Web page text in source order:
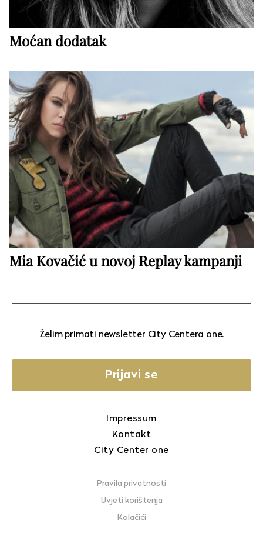
Moćan dodatak
Mia Kovačić u novoj Replay kampanji
Želim primati newsletter City Centera one.
Prijavi se
Impressum
Kontakt
City Center one
Pravila privatnosti
Uvjeti korištenja
Kolačići